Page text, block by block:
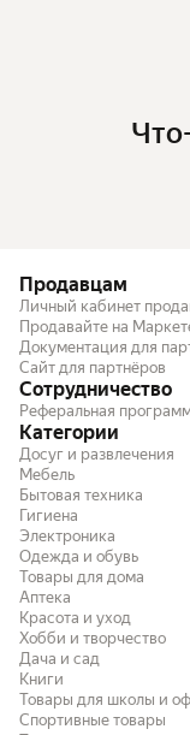
Продавцам
Личный кабинет
Продавайте на
Документация для
Сайт для партнёров
Сотрудничество
Реферальная
Категории
Досуг и развлечения
Мебель
Бытовая техника
Гигиена
Электроника
Одежда и обувь
Товары для дома
Аптека
Красота и уход
Хобби и творчество
Дача и сад
Книги
Товары для школы и
Спортивные товары